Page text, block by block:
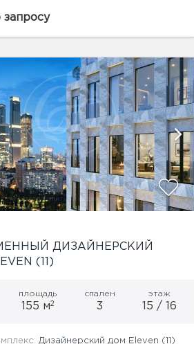
призванный создать для
запросу
ДИЗАЙНЕРСКИЙ
(11)
площадь
155 м2
спален
3
этаж
15 / 16
Дизайнерский дом Eleven (11)
показать ещё 4 фотографии